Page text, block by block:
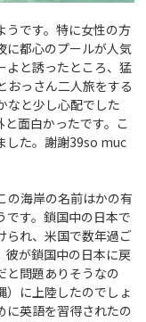
うです。特に女性の方
に都心のプールが人気
よと誘ったところ、猛
おっさん二人旅をする
なと少し心配でした
面白かったです。こ
した。謝謝39so muc
の海岸の名前はかの有
です。鎖国中の日本で
られ、米国で数年過ご
彼が鎖国中の日本に戻
と問題ありそうなの
）に上陸したのでしょ
に英語を習得されたの